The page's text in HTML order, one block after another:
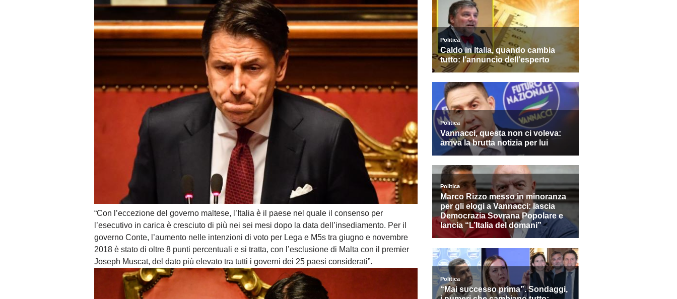
“Con l’eccezione del governo maltese, l’Italia è il paese nel quale il consenso per
l’esecutivo in carica è cresciuto di più nei sei mesi dopo la data dell’insediamento. Per il
governo Conte, l’aumento nelle intenzioni di voto per Lega e M5s tra giugno e novembre
2018 è stato di oltre 8 punti percentuali e si tratta, con l’esclusione di Malta con il premier
Joseph Muscat, del dato più elevato tra tutti i governi dei 25 paesi considerati”.